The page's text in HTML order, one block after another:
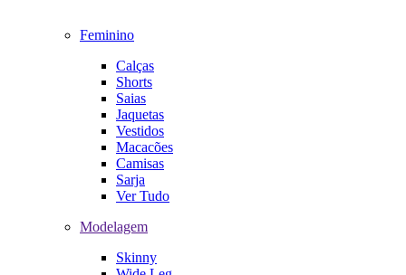
Feminino
Calças
Shorts
Saias
Jaquetas
Vestidos
Macacões
Camisas
Sarja
Ver Tudo
Modelagem
Skinny